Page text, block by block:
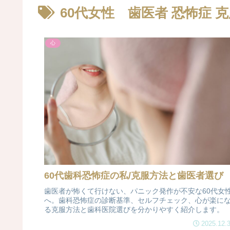
60代女性 歯医者 恐怖症
心
60代歯科恐怖症の私/克服方法と歯医者選び
歯医者が怖くて行けない、パニック発作が不安な60代女
へ。歯科恐怖症の診断基準、セルフチェック、心が楽にな
る克服方法と歯科医院選びを分かりやすく紹介します。